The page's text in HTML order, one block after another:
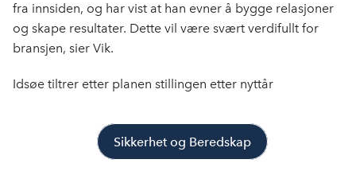
fra innsiden, og har vist at han evner å bygge relasjoner
og skape resultater. Dette vil være svært verdifullt for
bransjen, sier Vik.
Idsøe tiltrer etter planen stillingen etter nyttår
Sikkerhet og Beredskap